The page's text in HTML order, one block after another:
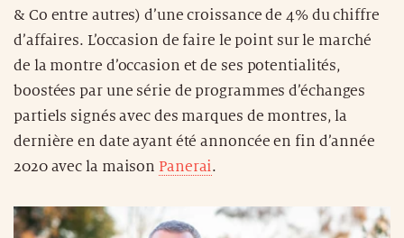
& Co entre autres) d’une croissance de 4% du chiffre
d’affaires. L’occasion de faire le point sur le marché
de la montre d’occasion et de ses potentialités,
boostées par une série de programmes d’échanges
partiels signés avec des marques de montres, la
dernière en date ayant été annoncée en fin d’année
2020 avec la maison Panerai.